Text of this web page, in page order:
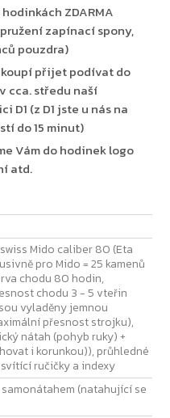
ZDARMA
zapínací spony,
pouzdra)
přijet podívat do
cca. středu naší
D1 (z D1 jste u nás na
do 15 minut)
Vám do hodinek logo
atd.
Mido caliber 80 (Eta
pro Mido = 25 kamenů
chodu 80 hodin,
chodu 3 - 5 vteřin
vyladěny jemnou
přesnost strojku),
nátah (pohyb ruky) +
i korunkou)), průhledné
ručičky a indexy
(natahující se